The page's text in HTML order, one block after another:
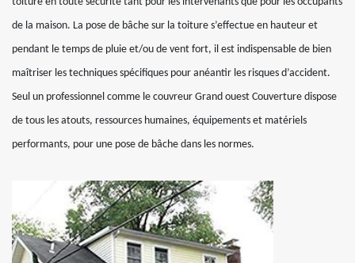
de la maison. La pose de bâche sur la toiture s’effectue en hauteur et
pendant le temps de pluie et/ou de vent fort, il est indispensable de bien
maîtriser les techniques spécifiques pour anéantir les risques d’accident.
Seul un professionnel comme le couvreur Grand ouest Couverture dispose
de tous les atouts, ressources humaines, équipements et matériels
performants, pour une pose de bâche dans les normes.